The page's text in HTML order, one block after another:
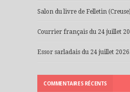
Salon du livre de Felletin
Courrier français du 24 juillet
Essor sarladais du 24 juillet
COMMENTAIRES RÉCENTS